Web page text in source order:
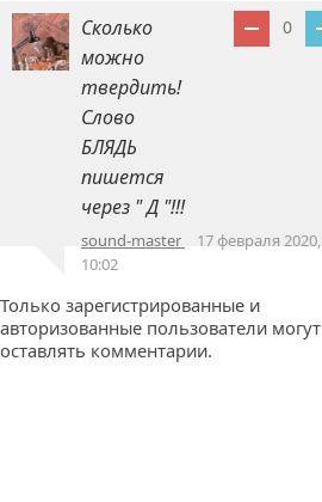
0
Сколько
можно
твердить!
Слово
БЛЯДЬ
пишется
через " Д "!!!
sound-master
17 февраля 2020,
10:02
Только зарегистрированные и
авторизованные пользователи могут
оставлять комментарии.